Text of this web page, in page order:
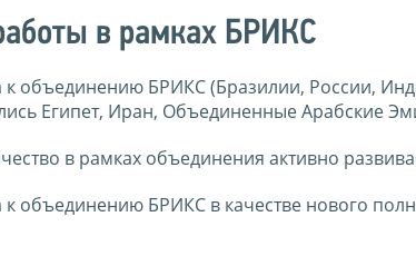
в рамках БРИКС
к объединению БРИКС (Бразилии, России,
Египет, Иран, Объединенные Арабские
в рамках объединения активно
к объединению БРИКС в качестве нового